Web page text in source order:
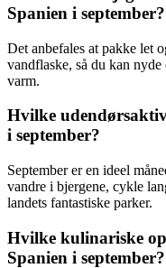
Spanien i september?
Det anbefales at pakke let
vandflaske, så du kan
varm.
Hvilke
i september?
September er en ideel
vandre i bjergene, cykle
landets fantastiske parker.
Hvilke kulinariske
Spanien i september?